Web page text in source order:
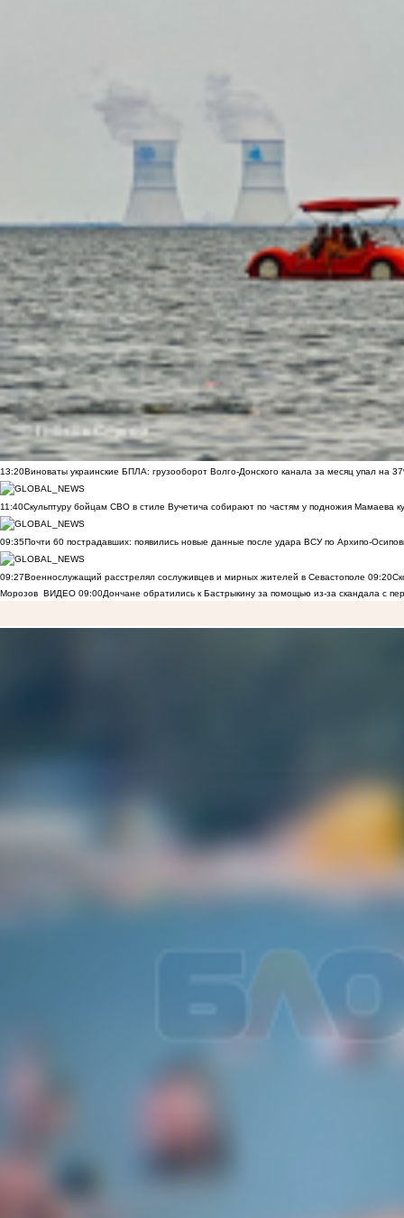
13:20Виноваты украинские БПЛА: грузооборот Волго-Донского канала за месяц упал на
11:40Скульптуру бойцам СВО в стиле Вучетича собирают по частям у подножия Мамаева
09:35Почти 60 пострадавших: появились новые данные после удара ВСУ по Архипо-
09:27Военнослужащий расстрелял сослуживцев и мирных жителей в Севастополе 09:20
Морозов ВИДЕО 09:00Дончане обратились к Бастрыкину за помощью из-за скандала с